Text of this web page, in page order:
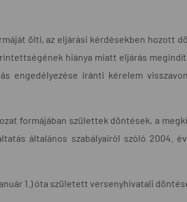
ölti, az eljárási kérdésekben hozott
hiánya miatt eljárás
engedélyezése iránti kérelem
formájában születtek döntések, a
általános szabályairól szóló 2004.
1.) óta született versenyhivatali